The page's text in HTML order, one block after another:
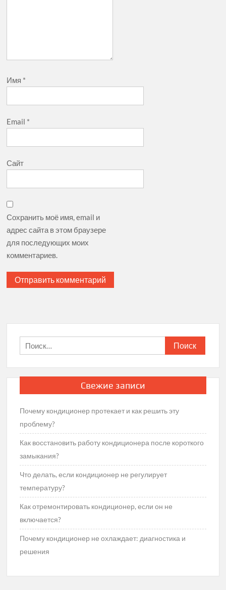
Имя *
Email *
Сайт
Сохранить моё имя, email и
адрес сайта в этом браузере
для последующих моих
комментариев.
Найти:
Свежие записи
Почему кондиционер протекает и как решить эту
проблему?
Как восстановить работу кондиционера после короткого
замыкания?
Что делать, если кондиционер не регулирует
температуру?
Как отремонтировать кондиционер, если он не
включается?
Почему кондиционер не охлаждает: диагностика и
решения